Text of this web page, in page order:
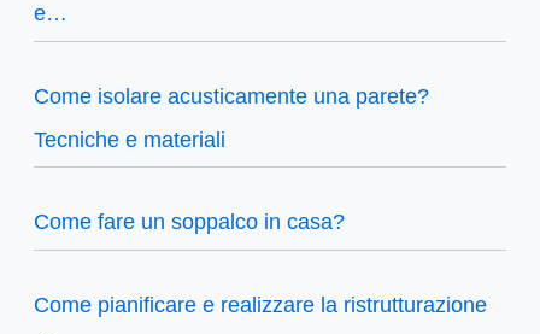
e…
Come isolare acusticamente una parete?
Tecniche e materiali
Come fare un soppalco in casa?
Come pianificare e realizzare la ristrutturazione